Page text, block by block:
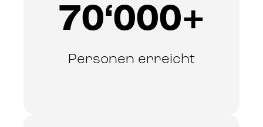
70‘000+
Personen erreicht